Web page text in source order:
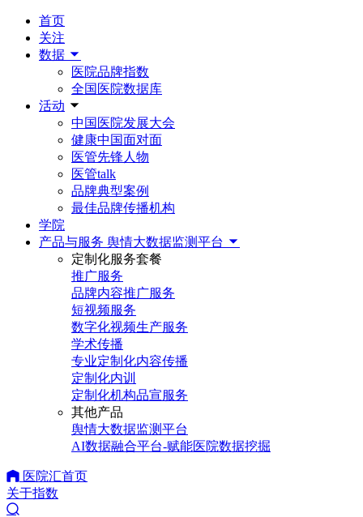
首页
关注
数据
医院品牌指数
全国医院数据库
活动
中国医院发展大会
健康中国面对面
医管先锋人物
医管talk
品牌典型案例
最佳品牌传播机构
学院
产品与服务 舆情大数据监测平台
定制化服务套餐
推广服务
品牌内容推广服务
短视频服务
数字化视频生产服务
学术传播
专业定制化内容传播
定制化内训
定制化机构品宣服务
其他产品
舆情大数据监测平台
AI数据融合平台-赋能医院数据挖掘
医院汇首页
关于指数